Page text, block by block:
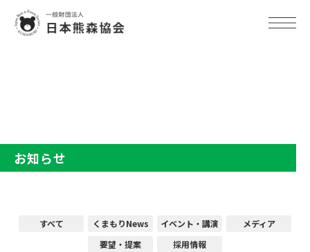
お知らせ
すべて くまもりNews イベント・講演
メディア
要望・提案
採用情報